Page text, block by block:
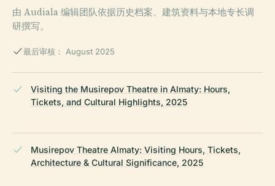
由 Audiala 编辑团队依据历史档案、建筑资料与本地专长调
研撰写。
最后审核： August 2025
Visiting the Musirepov Theatre in Almaty: Hours,
Tickets, and Cultural Highlights, 2025
Musirepov Theatre Almaty: Visiting Hours, Tickets,
Architecture & Cultural Significance, 2025